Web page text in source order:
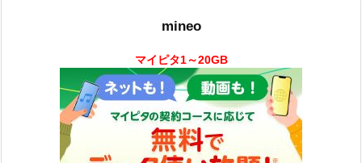
mineo
マイピタ1～20GB